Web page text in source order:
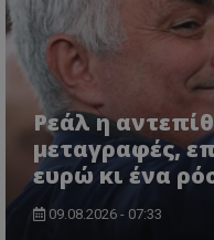
Ρεάλ η
μεταγραφές,
ευρώ κι ένα
09.08.2026 - 07:33